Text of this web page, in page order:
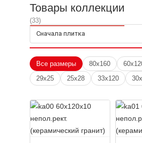
ректифицированный и
керамогранит
Применение
Плитка
Цвет
Камень Лофт Серый Толщина,
Лофт Бежевый Толщина
Товары коллекции
(33)
Сначала плитка
Все размеры 80x160
29x25
25x28 33x120